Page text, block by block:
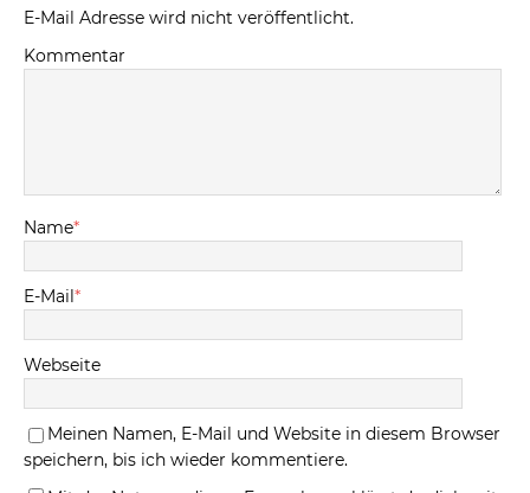
E-Mail Adresse wird nicht veröffentlicht.
Kommentar
Name*
E-Mail *
Webseite
Meinen Namen, E-Mail und Website in diesem Browser
speichern, bis ich wieder kommentiere.